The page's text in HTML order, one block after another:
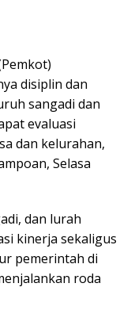
disiplin dan
sangadi dan
evaluasi
dan kelurahan,
Selasa
dan lurah
kinerja sekaligus
pemerintah di
roda